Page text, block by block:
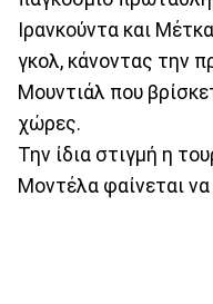
Ιρανκούντα και
γκολ, κάνοντας την
Μουντιάλ που
χώρες.
Την ίδια στιγμή η
Μοντέλα φαίνεται